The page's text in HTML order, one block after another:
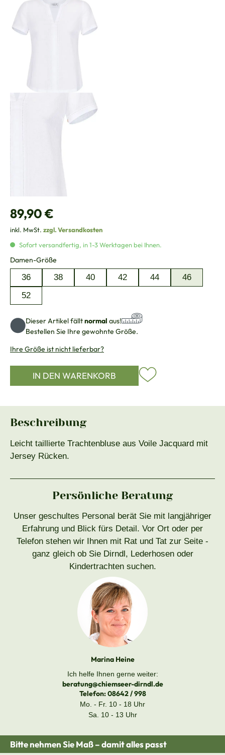
Regulärer Preis:
89,90 €
inkl. MwSt. zzgl. Versandkosten
Sofort versandfertig, in 1-3 Werktagen bei Ihnen.
Damen-Größe
36 38 40 42 44
46
52
Dieser Artikel fälltnormal aus!
Bestellen Sie Ihre gewohnte Größe.
Ihre Größe ist nicht lieferbar?
IN DEN WARENKORB
Beschreibung
Leicht taillierte Trachtenbluse aus Voile Jacquard mit
Jersey Rücken.
Persönliche Beratung
Unser geschultes Personal berät Sie mit langjähriger
Erfahrung und Blick fürs Detail. Vor Ort oder per
Telefon stehen wir Ihnen mit Rat und Tat zur Seite -
ganz gleich ob Sie Dirndl, Lederhosen oder
Kindertrachten suchen.
Marina Heine
Ich helfe Ihnen gerne weiter:
beratung@chiemseer-dirndl.de
Telefon:08642 / 998
Mo. - Fr. 10 - 18 Uhr
Sa. 10 - 13 Uhr
Bitte nehmen Sie Maß – damit alles passt